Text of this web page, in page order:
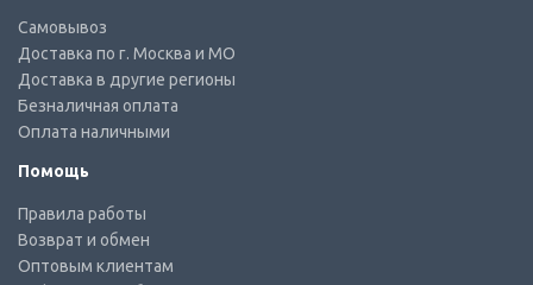
Самовывоз
Доставка по г. Москва и МО
Доставка в другие регионы
Безналичная оплата
Оплата наличными
Помощь
Правила работы
Возврат и обмен
Оптовым клиентам